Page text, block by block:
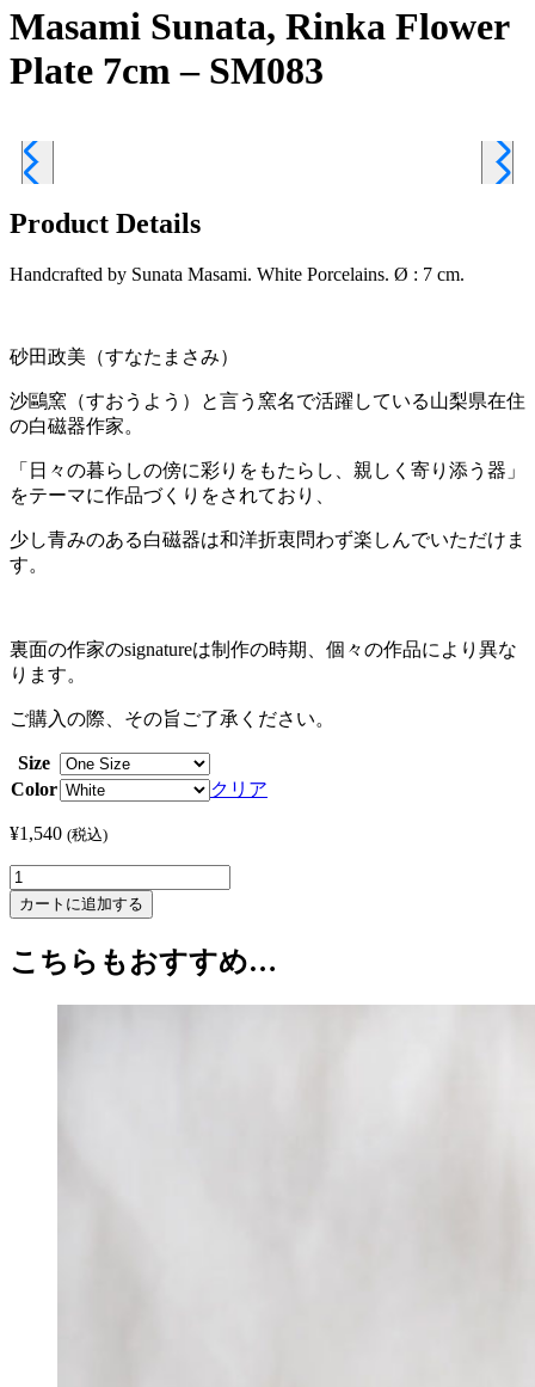
対
象:
Masami Sunata, Rinka Flower
Plate 7cm – SM083
Product Details
Handcrafted by Sunata Masami. White Porcelains. Ø : 7 cm.
砂田政美（すなたまさみ）
沙鷗窯（すおうよう）と言う窯名で活躍している山梨県在住
の白磁器作家。
「日々の暮らしの傍に彩りをもたらし、親しく寄り添う器」
をテーマに作品づくりをされており、
少し青みのある白磁器は和洋折衷問わず楽しんでいただけま
す。
裏面の作家のsignatureは制作の時期、個々の作品により異な
ります。
ご購入の際、その旨ご了承ください。
Size
Color
クリア
¥1,540 (税込)
Masami
Sunata,
Rinka
Plate
カートに追加する
こちらもおすすめ…